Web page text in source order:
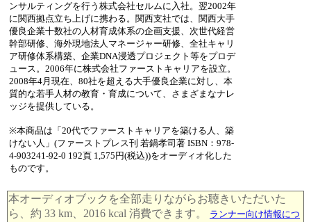
ンサルティングを行う株式会社セルムに入社。翌2002年
に関西拠点立ち上げに携わる。関西支社では、関西大手
優良企業十数社の人材育成体系の企画支援、次世代経営
幹部研修、海外現地法人マネージャー研修、全社キャリ
ア研修体系構築、企業DNA浸透プロジェクト等をプロデ
ュース。2006年に株式会社ファーストキャリアを設立。
2008年4月現在、80社を超える大手優良企業に対し、本
質的な若手人材の教育・育成について、さまざまなナレ
ッジを提供している。
※本商品は「20代でファーストキャリアを築ける人、築
けない人」(ファーストプレス刊 若鍋孝司著 ISBN：978-
4-903241-92-0 192頁 1,575円(税込))をオーディオ化した
ものです。
本オーディオブックを全部走りながらお聴きいただいた
ら、約 33 km、2016 kcal 消費できます。
ランナー向け情報につ